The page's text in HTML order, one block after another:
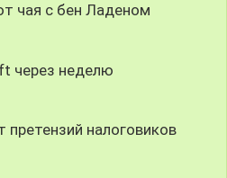
чая с бен Ладеном
через неделю
претензий налоговиков